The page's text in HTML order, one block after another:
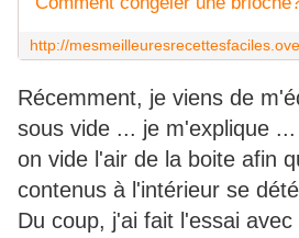
Récemment, je viens de
sous vide ... je m'explique
on vide l'air de la boite afin
contenus à l'intérieur se
Du coup, j'ai fait l'essai avec